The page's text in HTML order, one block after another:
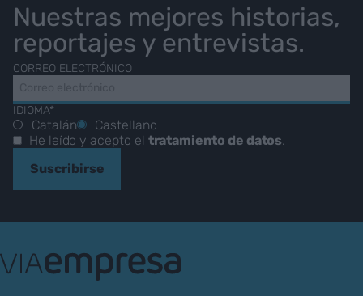
Nuestras mejores historias,
reportajes y entrevistas.
CORREO ELECTRÓNICO
IDIOMA*
Catalán
Castellano
He leído y acepto el tratamiento de datos.
Suscribirse